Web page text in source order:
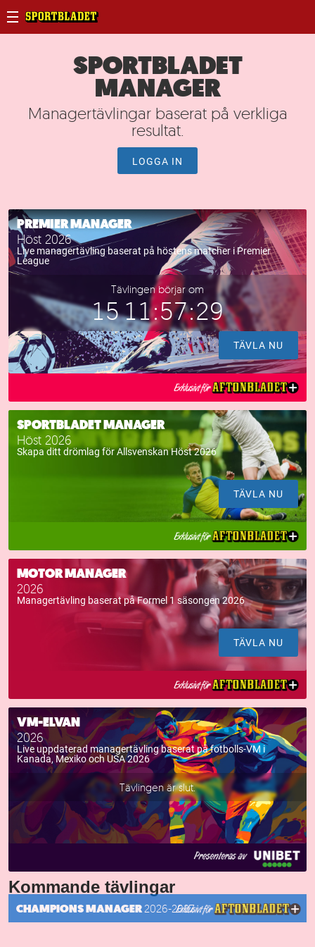
SPORTBLADET
MANAGER
Managertävlingar baserat på verkliga
resultat.
LOGGA IN
PREMIER MANAGER
Höst 2026
Live managertävling baserat på höstens matcher i Premier
League
Tävlingen börjar om
1511 57 29
TÄVLA NU
SPORTBLADET MANAGER
Höst 2026
Skapa ditt drömlag för Allsvenskan Höst 2026
TÄVLA NU
MOTOR MANAGER
2026
Managertävling baserat på Formel 1 säsongen 2026
TÄVLA NU
VM-ELVAN
2026
Live uppdaterad managertävling baserat på fotbolls-VM i
Kanada, Mexiko och USA 2026
Tävlingen är slut.
Kommande tävlingar
CHAMPIONS MANAGER2026-2027